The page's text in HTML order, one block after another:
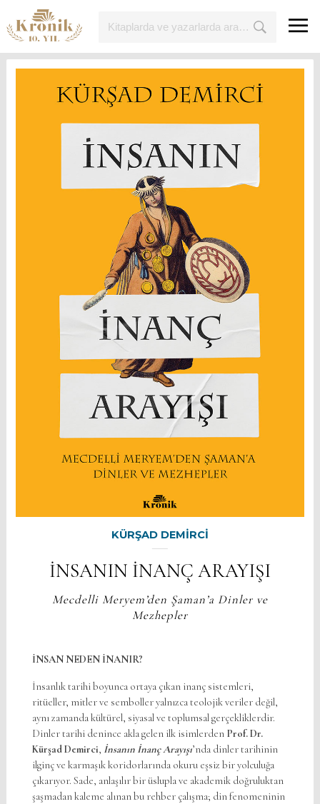
KÜRŞAD DEMİRCİ
İNSANIN İNANÇ ARAYIŞI
Mecdelli Meryem’den Şaman’a Dinler ve
Mezhepler
İNSAN NEDEN İNANIR?
İnsanlık tarihi boyunca ortaya çıkan inanç sistemleri,
ritüeller, mitler ve semboller yalnızca teolojik veriler değil,
aynı zamanda kültürel, siyasal ve toplumsal gerçekliklerdir.
Dinler tarihi denince akla gelen ilk isimlerden Prof. Dr.
Kürşad Demirci, İnsanın İnanç Arayışı’nda dinler tarihinin
ilginç ve karmaşık koridorlarında okuru eşsiz bir yolculuğa
çıkarıyor. Sade, anlaşılır bir üslupla ve akademik doğruluktan
şaşmadan kaleme alınan bu rehber çalışma; din fenomeninin